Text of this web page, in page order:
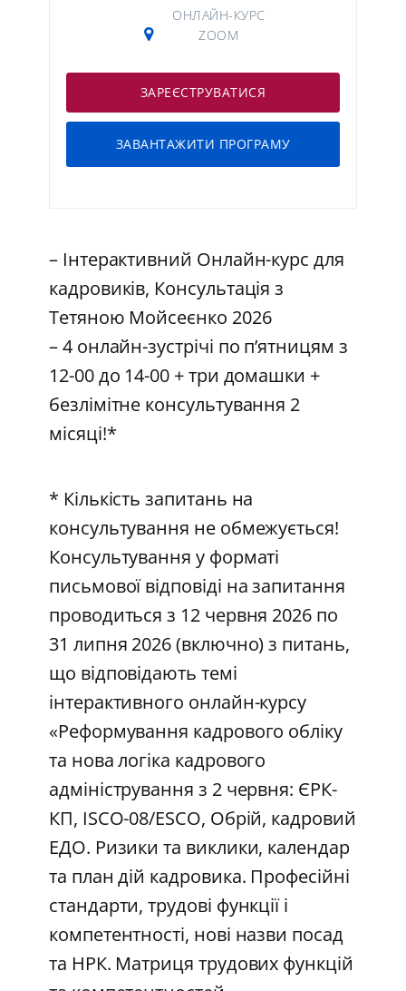
ОНЛАЙН-КУРС
ZOOM
ЗАРЕЄСТРУВАТИСЯ
ЗАВАНТАЖИТИ ПРОГРАМУ
– Інтерактивний Онлайн-курс для
кадровиків, Консультація з
Тетяною Мойсеєнко 2026
– 4 онлайн-зустрічі по п’ятницям з
12-00 до 14-00 + три домашки +
безлімітне консультування 2
місяці!*
* Кількість запитань на
консультування не обмежується!
Консультування у форматі
письмової відповіді на запитання
проводиться з 12 червня 2026 по
31 липня 2026 (включно) з питань,
що відповідають темі
інтерактивного онлайн-курсу
«Реформування кадрового обліку
та нова логіка кадрового
адміністрування з 2 червня: ЄРК-
КП, ISCO-08/ESCO, Обрій, кадровий
ЕДО. Ризики та виклики, календар
та план дій кадровика. Професійні
стандарти, трудові функції і
компетентності, нові назви посад
та НРК. Матриця трудових функцій